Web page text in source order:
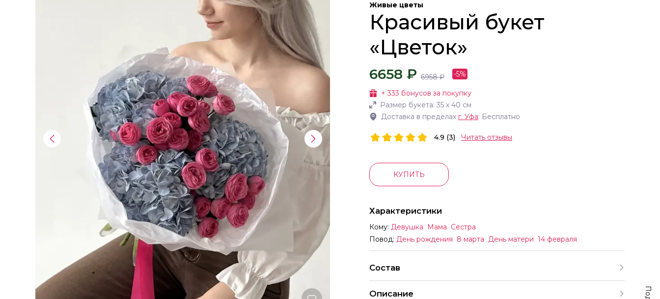
Живые цветы
Красивый букет
«Цветок»
6658 ₽ 6958₽ -5%
+333 бонусов за покупку
Размер букета: 35 х 40 см
Доставка в пределах г. Уфа: Бесплатно
4.9 (3) Читать отзывы
КУПИТЬ
Характеристики
Кому: Девушка Мама Сестра
Повод: День рождения 8 марта День матери 14 февраля
Состав
Описание